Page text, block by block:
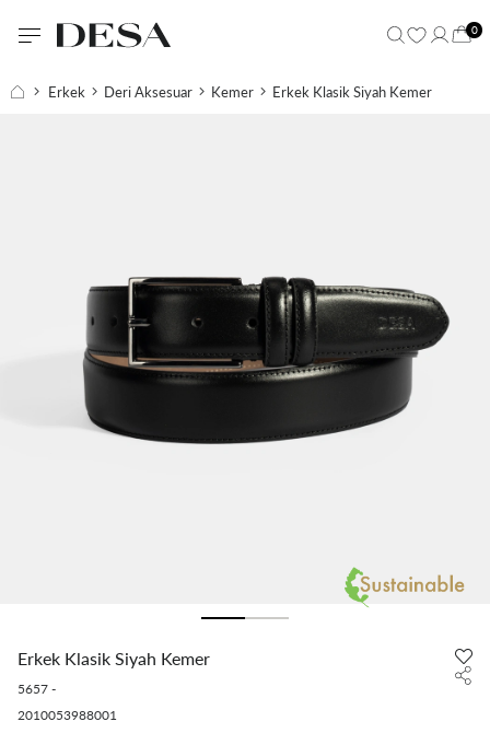
0
Erkek Deri Aksesuar Kemer Erkek Klasik Siyah Kemer
Erkek Klasik Siyah Kemer
5657 -
2010053988001